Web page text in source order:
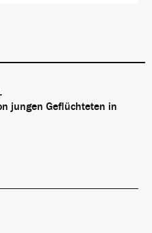
jungen Geflüchteten in